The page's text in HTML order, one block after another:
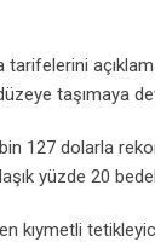
tarifelerini
taşımaya
127 dolarla
yüzde 20
kıymetli